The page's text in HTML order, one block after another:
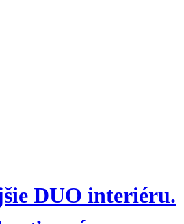
DUO interiéru.